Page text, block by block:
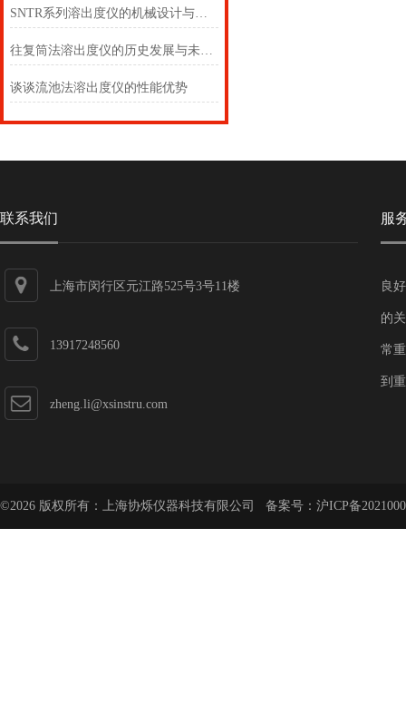
SNTR系列溶出度仪的机械设计与在线联用技术分析
往复筒法溶出度仪的历史发展与未来展望的分析
谈谈流池法溶出度仪的性能优势
联系我们
上海市闵行区元江路525号3号11楼
13917248560
zheng.li@xsinstru.com
服
良
的
常
到
©2026 版权所有：上海协烁仪器科技有限公司 备案号： 沪ICP备